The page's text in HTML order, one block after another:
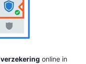
verzekering online in